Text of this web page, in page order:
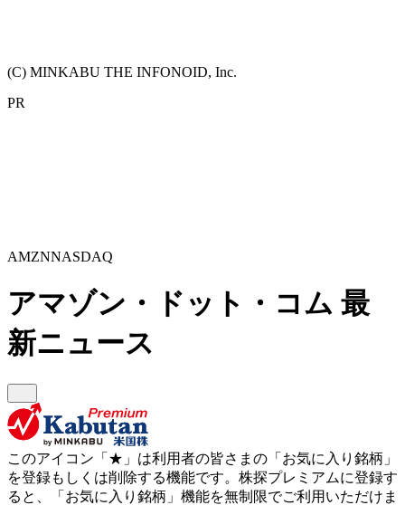
(C) MINKABU THE INFONOID, Inc.
PR
AMZNNASDAQ
アマゾン・ドット・コム 最
新ニュース
このアイコン 「★」 は利用者の皆さまの 「お気に入り銘柄」
を登録もしくは削除する機能です。 株探プレミアムに登録す
ると、「お気に入り銘柄」機能を無制限でご利用いただけま